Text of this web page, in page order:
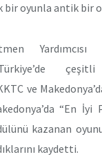
bir oyunla antik bir
ve
“En
kazanan
kaydetti.